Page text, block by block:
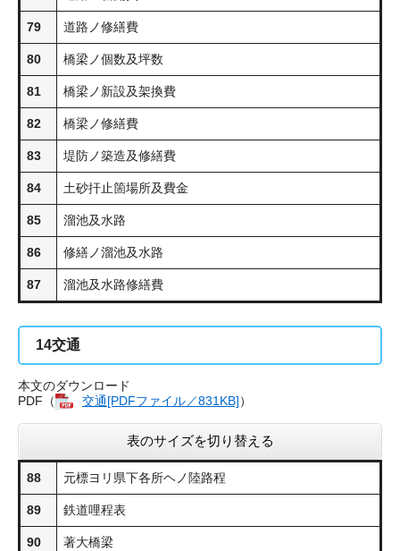
79 道路ノ修繕費
80 橋梁ノ個数及坪数
81 橋梁ノ新設及架換費
82 橋梁ノ修繕費
83 堤防ノ築造及修繕費
84 土砂扞止箇場所及費金
85 溜池及水路
86 修繕ノ溜池及水路
87 溜池及水路修繕費
14交通
本文のダウンロード
PDF（
交通[PDFファイル／831KB]​）
表のサイズを切り替える
88 元標ヨリ県下各所ヘノ陸路程
89 鉄道哩程表
90 著大橋梁